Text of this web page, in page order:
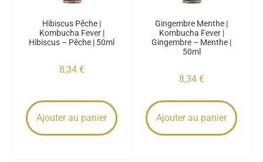
Hibiscus Pêche |
Kombucha Fever |
Hibiscus – Pêche | 50ml
8,34 €
Ajouter au panier
Gingembre Menthe |
Kombucha Fever |
Gingembre – Menthe |
50ml
8,34 €
Ajouter au panier